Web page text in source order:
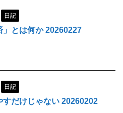
日記
」とは何か 20260227
日記
すだけじゃない 20260202